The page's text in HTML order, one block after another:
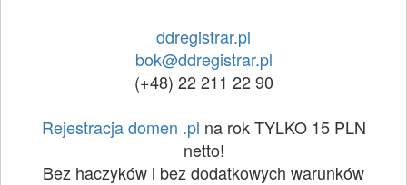
ddregistrar.pl
bok@ddregistrar.pl
(+48) 22 211 22 90
Rejestracja domen .pl na rok TYLKO 15 PLN
netto!
Bez haczyków i bez dodatkowych warunków